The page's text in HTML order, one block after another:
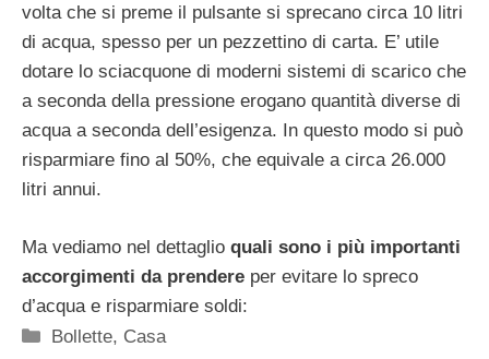
volta che si preme il pulsante si sprecano circa 10 litri
di acqua, spesso per un pezzettino di carta. E’ utile
dotare lo sciacquone di moderni sistemi di scarico che
a seconda della pressione erogano quantità diverse di
acqua a seconda dell’esigenza. In questo modo si può
risparmiare fino al 50%, che equivale a circa 26.000
litri annui.
Ma vediamo nel dettaglio quali sono i più importanti
accorgimenti da prendere per evitare lo spreco
d’acqua e risparmiare soldi:
Categorie
Bollette, Casa